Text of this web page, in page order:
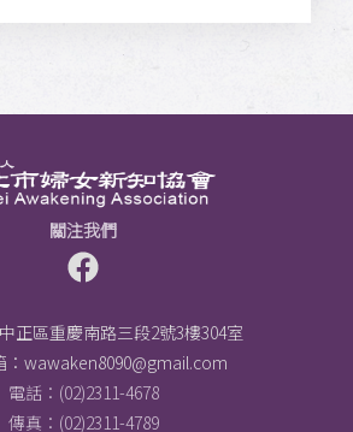
關注我們
正區重慶南路三段2號3樓304室
wawaken8090@gmail.com
電話：(02)2311-4678
傳真：(02)2311-4789